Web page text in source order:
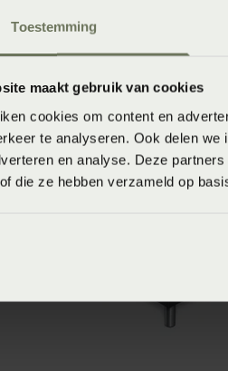
Toestemming
maakt gebruik van cookies
cookies om content en
te analyseren. Ook delen
en analyse. Deze
die ze hebben verzameld op